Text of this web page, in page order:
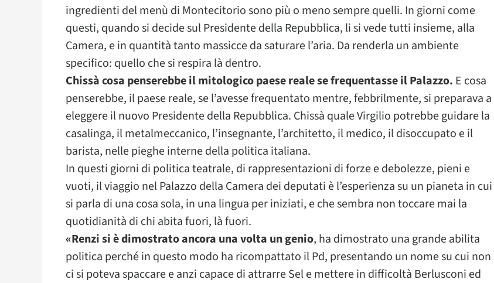
ingredienti del menù di Montecitorio sono più o meno sempre quelli. In giorni come
questi, quando si decide sul Presidente della Repubblica, li si vede tutti insieme, alla
Camera, e in quantità tanto massicce da saturare l’aria. Da renderla un ambiente
specifico: quello che si respira là dentro.
Chissà cosa penserebbe il mitologico paese reale se frequentasse il Palazzo. E cosa
penserebbe, il paese reale, se l’avesse frequentato mentre, febbrilmente, si preparava a
eleggere il nuovo Presidente della Repubblica. Chissà quale Virgilio potrebbe guidare la
casalinga, il metalmeccanico, l’insegnante, l’architetto, il medico, il disoccupato e il
barista, nelle pieghe interne della politica italiana.
In questi giorni di politica teatrale, di rappresentazioni di forze e debolezze, pieni e
vuoti, il viaggio nel Palazzo della Camera dei deputati è l’esperienza su un pianeta in cui
si parla di una cosa sola, in una lingua per iniziati, e che sembra non toccare mai la
quotidianità di chi abita fuori, là fuori.
«Renzi si è dimostrato ancora una volta un genio, ha dimostrato una grande abilita
politica perché in questo modo ha ricompattato il Pd, presentando un nome su cui non
ci si poteva spaccare e anzi capace di attrarre Sel e mettere in difficoltà Berlusconi ed